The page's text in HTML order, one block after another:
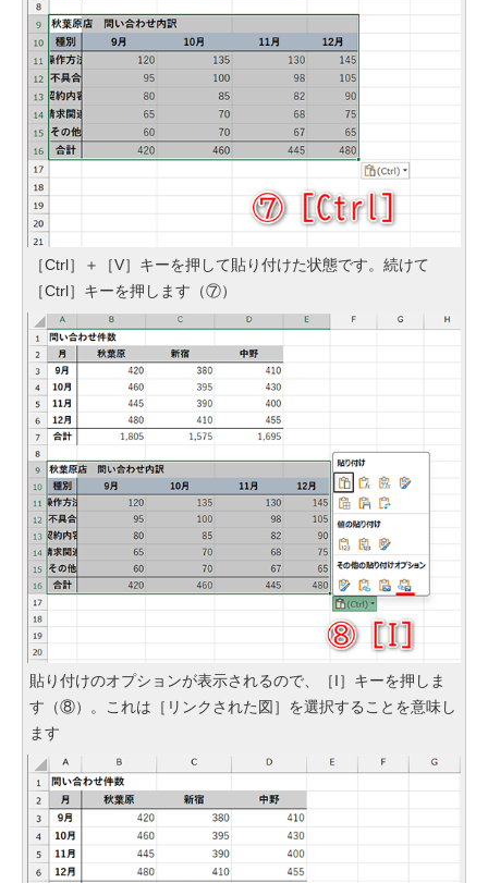
［Ctrl］＋［V］キーを押して貼り付けた状態です。続けて
［Ctrl］キーを押します（⑦）
貼り付けのオプションが表示されるので、［I］キーを押しま
す（⑧）。これは［リンクされた図］を選択することを意味し
ます